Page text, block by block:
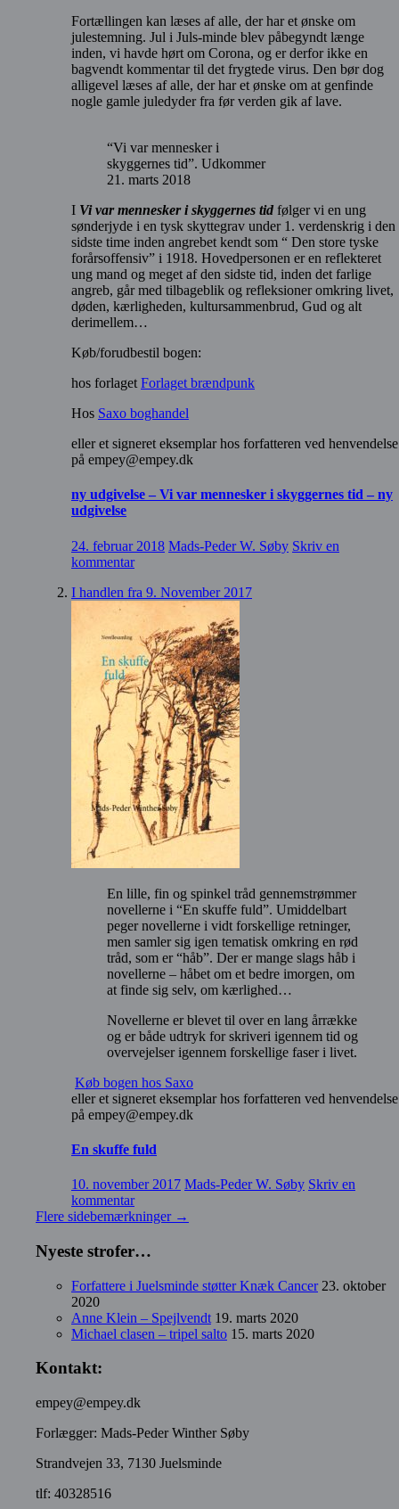
Fortællingen kan læses af alle, der har et ønske om
julestemning. Jul i Juls-minde blev påbegyndt længe
inden, vi havde hørt om Corona, og er derfor ikke en
bagvendt kommentar til det frygtede virus. Den bør dog
alligevel læses af alle, der har et ønske om at genfinde
nogle gamle juledyder fra før verden gik af lave.
“Vi var mennesker i
skyggernes tid”. Udkommer
21. marts 2018
I Vi var mennesker i skyggernes tid følger vi en ung
sønderjyde i en tysk skyttegrav under 1. verdenskrig i den
sidste time inden angrebet kendt som “ Den store tyske
forårsoffensiv” i 1918. Hovedpersonen er en reflekteret
ung mand og meget af den sidste tid, inden det farlige
angreb, går med tilbageblik og refleksioner omkring livet,
døden, kærligheden, kultursammenbrud, Gud og alt
derimellem…
Køb/forudbestil bogen:
hos forlaget Forlaget brændpunk
Hos Saxo boghandel
eller et signeret eksemplar hos forfatteren ved henvendelse
på empey@empey.dk
ny udgivelse – Vi var mennesker i skyggernes tid – ny
udgivelse
24. februar 2018 Mads-Peder W. Søby Skriv en
kommentar
I handlen fra 9. November 2017
En lille, fin og spinkel tråd gennemstrømmer
novellerne i “En skuffe fuld”. Umiddelbart
peger novellerne i vidt forskellige retninger,
men samler sig igen tematisk omkring en rød
tråd, som er “håb”. Der er mange slags håb i
novellerne – håbet om et bedre imorgen, om
at finde sig selv, om kærlighed…
Novellerne er blevet til over en lang årrække
og er både udtryk for skriveri igennem tid og
overvejelser igennem forskellige faser i livet.
Køb bogen hos Saxo
eller et signeret eksemplar hos forfatteren ved henvendelse
på empey@empey.dk
En skuffe fuld
10. november 2017 Mads-Peder W. Søby Skriv en
kommentar
Flere sidebemærkninger →
Nyeste strofer…
Forfattere i Juelsminde støtter Knæk Cancer 23. oktober
2020
Anne Klein – Spejlvendt 19. marts 2020
Michael clasen – tripel salto 15. marts 2020
Kontakt:
empey@empey.dk
Forlægger: Mads-Peder Winther Søby
Strandvejen 33, 7130 Juelsminde
tlf: 40328516